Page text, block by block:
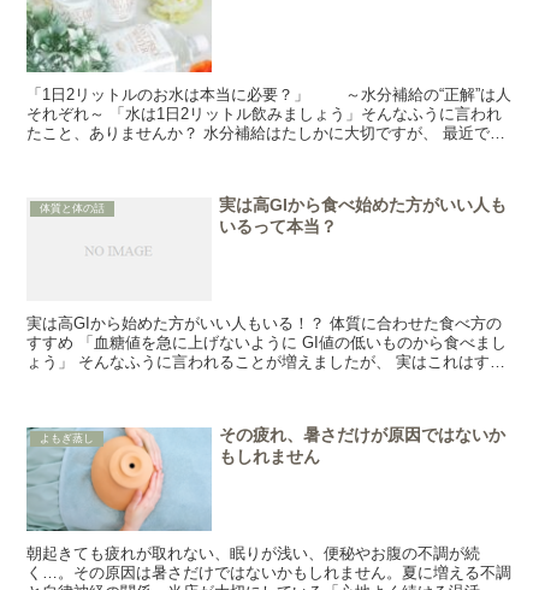
「1日2リットルのお水は本当に必要？」 ～水分補給の“正解”は人
それぞれ～ 「水は1日2リットル飲みましょう」そんなふうに言われ
たこと、ありませんか？ 水分補給はたしかに大切ですが、 最近では
体質と体の話
実は高GIから食べ始めた方がいい人も
いるって本当？
実は高GIから始めた方がいい人もいる！？ 体質に合わせた食べ方の
すすめ 「血糖値を急に上げないように GI値の低いものから食べまし
ょう」 そんなふうに言われることが増えましたが、 実はこれはすべ
よもぎ蒸し
その疲れ、暑さだけが原因ではないか
もしれません
朝起きても疲れが取れない、眠りが浅い、便秘やお腹の不調が続
く…。その原因は暑さだけではないかもしれません。夏に増える不調